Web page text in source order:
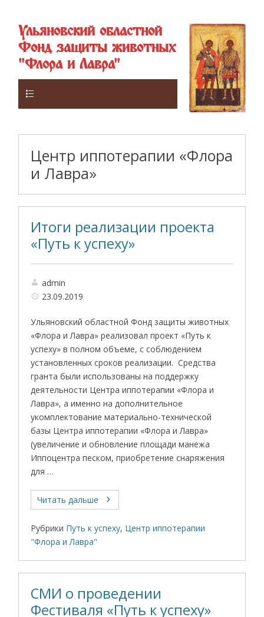
Ульяновский областной
Фонд защиты животных
"Флора и Лавра"
Центр иппотерапии «Флора
и Лавра»
Итоги реализации проекта
«Путь к успеху»
admin
23.09.2019
Ульяновский областной Фонд защиты животных
«Флора и Лавра» реализовал проект «Путь к
успеху» в полном объеме, с соблюдением
установленных сроков реализации. Средства
гранта были использованы на поддержку
деятельности Центра иппотерапии «Флора и
Лавра», а именно на дополнительное
укомплектование материально-технической
базы Центра иппотерапии «Флора и Лавра»
(увеличение и обновление площади манежа
Иппоцентра песком, приобретение снаряжения
для …
Читать дальше
Рубрики Путь к успеху, Центр иппотерапии
"Флора и Лавра"
СМИ о проведении
Фестиваля «Путь к успеху»